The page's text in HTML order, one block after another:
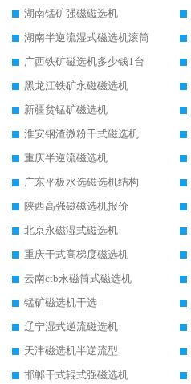
湖南锰矿强磁磁选机
湖南半逆流湿式磁选机滚筒
广西铁矿磁选机多少钱1台
黑龙江铁矿永磁磁选机
新疆贫锰矿磁选机
淮安钢渣微粉干式磁选机
重庆半逆流磁选机
广东平板水选磁选机结构
陕西高强磁磁选机报价
北京永磁湿式磁选机
重庆干式高梯度磁选机
云南ctb永磁筒式磁选机
锰矿磁选机干选
辽宁湿式逆流磁选机
天津磁选机半逆流型
邯郸干式辊式强磁选机